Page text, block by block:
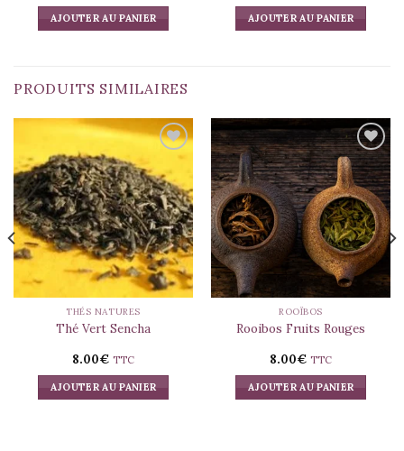
AJOUTER AU PANIER AJOUTER AU PANIER
PRODUITS SIMILAIRES
THÉS NATURES
Thé Vert Sencha
8.00€ TTC
AJOUTER AU PANIER
ROOÏBOS
Rooibos Fruits Rouges
8.00€ TTC
AJOUTER AU PANIER